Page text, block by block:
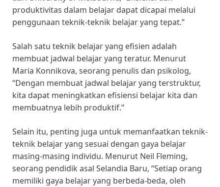
produktivitas dalam belajar dapat dicapai melalui
penggunaan teknik-teknik belajar yang tepat.”
Salah satu teknik belajar yang efisien adalah
membuat jadwal belajar yang teratur. Menurut
Maria Konnikova, seorang penulis dan psikolog,
“Dengan membuat jadwal belajar yang terstruktur,
kita dapat meningkatkan efisiensi belajar kita dan
membuatnya lebih produktif.”
Selain itu, penting juga untuk memanfaatkan teknik-
teknik belajar yang sesuai dengan gaya belajar
masing-masing individu. Menurut Neil Fleming,
seorang pendidik asal Selandia Baru, “Setiap orang
memiliki gaya belajar yang berbeda-beda, oleh